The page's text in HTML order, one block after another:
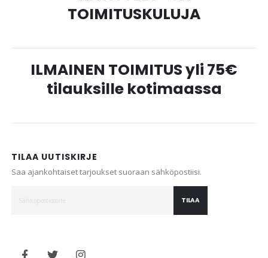
TOIMITUSKULUJA
ILMAINEN TOIMITUS yli 75€
tilauksille kotimaassa
TILAA UUTISKIRJE
Saa ajankohtaiset tarjoukset suoraan sähköpostiisi.
TILAA